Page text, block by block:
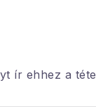
ír ehhez a